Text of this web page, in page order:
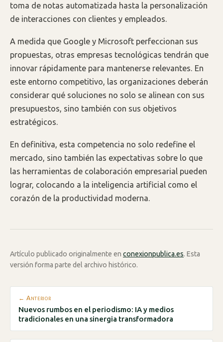
toma de notas automatizada hasta la personalización
de interacciones con clientes y empleados.
A medida que Google y Microsoft perfeccionan sus
propuestas, otras empresas tecnológicas tendrán que
innovar rápidamente para mantenerse relevantes. En
este entorno competitivo, las organizaciones deberán
considerar qué soluciones no solo se alinean con sus
presupuestos, sino también con sus objetivos
estratégicos.
En definitiva, esta competencia no solo redefine el
mercado, sino también las expectativas sobre lo que
las herramientas de colaboración empresarial pueden
lograr, colocando a la inteligencia artificial como el
corazón de la productividad moderna.
Artículo publicado originalmente en conexionpublica.es. Esta
versión forma parte del archivo histórico.
← Anterior
Nuevos rumbos en el periodismo: IA y medios
tradicionales en una sinergia transformadora